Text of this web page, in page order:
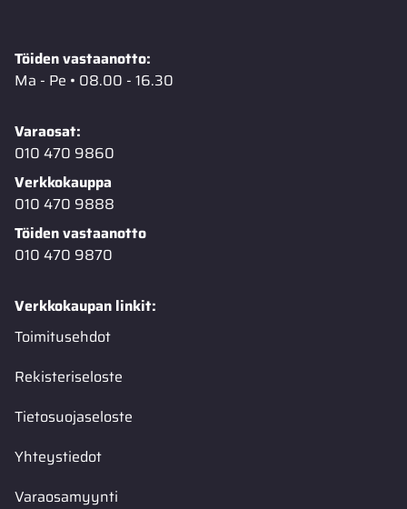
Töiden vastaanotto:
Ma - Pe • 08.00 - 16.30
Varaosat:
010 470 9860
Verkkokauppa
010 470 9888
Töiden vastaanotto
010 470 9870
Verkkokaupan linkit:
Toimitusehdot
Rekisteriseloste
Tietosuojaseloste
Yhteystiedot
Varaosamyynti